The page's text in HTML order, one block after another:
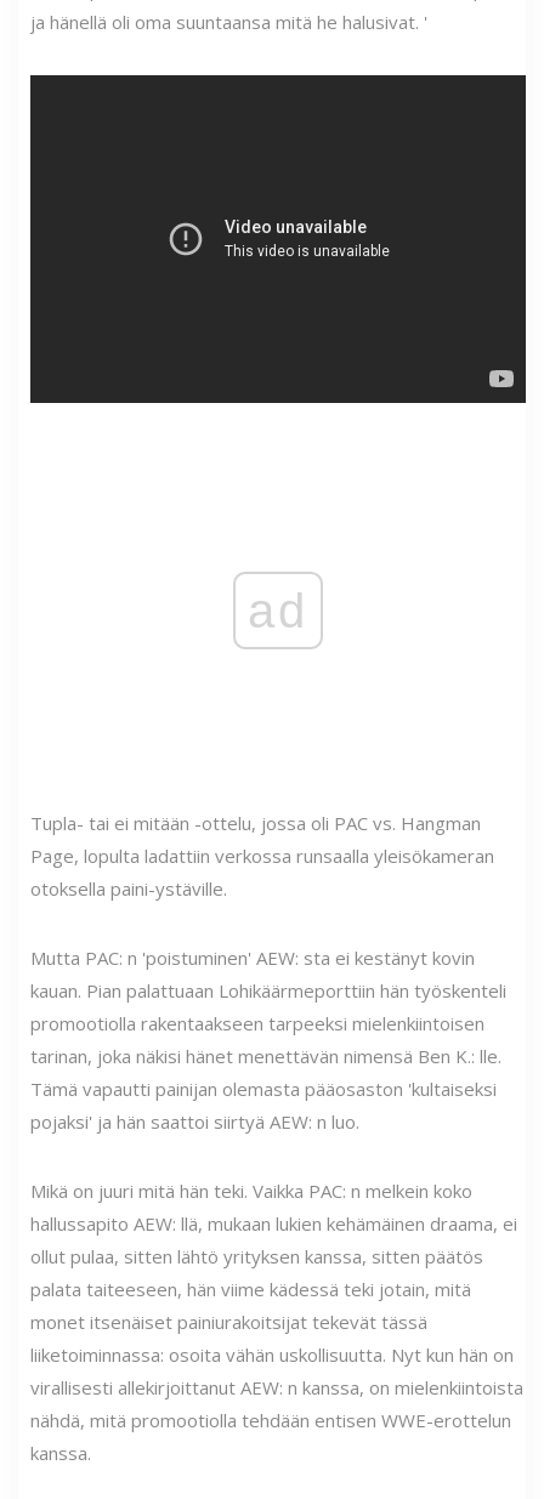
ja hänellä oli oma suuntaansa mitä he halusivat. '
ad
Tupla- tai ei mitään -ottelu, jossa oli PAC vs. Hangman
Page, lopulta ladattiin verkossa runsaalla yleisökameran
otoksella paini-ystäville.
Mutta PAC: n 'poistuminen' AEW: sta ei kestänyt kovin
kauan. Pian palattuaan Lohikäärmeporttiin hän työskenteli
promootiolla rakentaakseen tarpeeksi mielenkiintoisen
tarinan, joka näkisi hänet menettävän nimensä Ben K.: lle.
Tämä vapautti painijan olemasta pääosaston 'kultaiseksi
pojaksi' ja hän saattoi siirtyä AEW: n luo.
Mikä on juuri mitä hän teki. Vaikka PAC: n melkein koko
hallussapito AEW: llä, mukaan lukien kehämäinen draama, ei
ollut pulaa, sitten lähtö yrityksen kanssa, sitten päätös
palata taiteeseen, hän viime kädessä teki jotain, mitä
monet itsenäiset painiurakoitsijat tekevät tässä
liiketoiminnassa: osoita vähän uskollisuutta. Nyt kun hän on
virallisesti allekirjoittanut AEW: n kanssa, on mielenkiintoista
nähdä, mitä promootiolla tehdään entisen WWE-erottelun
kanssa.